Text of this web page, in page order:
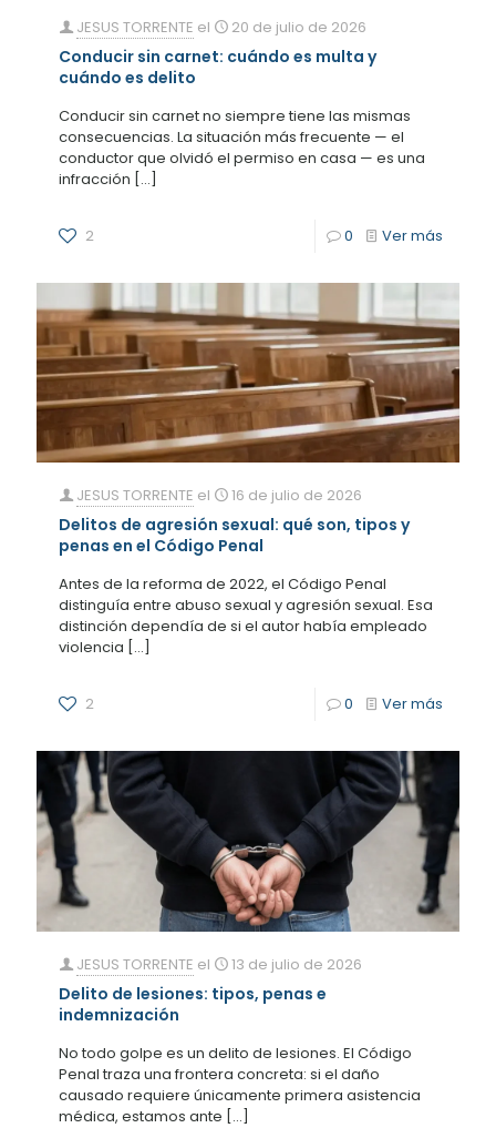
JESUS TORRENTE el 20 de julio de 2026
Conducir sin carnet: cuándo es multa y
cuándo es delito
Conducir sin carnet no siempre tiene las mismas
consecuencias. La situación más frecuente — el
conductor que olvidó el permiso en casa — es una
infracción […]
2 0 Ver más
JESUS TORRENTE el 16 de julio de 2026
Delitos de agresión sexual: qué son, tipos y
penas en el Código Penal
Antes de la reforma de 2022, el Código Penal
distinguía entre abuso sexual y agresión sexual. Esa
distinción dependía de si el autor había empleado
violencia […]
2 0 Ver más
JESUS TORRENTE el 13 de julio de 2026
Delito de lesiones: tipos, penas e
indemnización
No todo golpe es un delito de lesiones. El Código
Penal traza una frontera concreta: si el daño
causado requiere únicamente primera asistencia
médica, estamos ante […]